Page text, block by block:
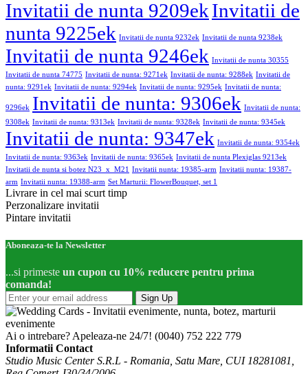
Invitatii de nunta 9209ekInvitatii de
nunta 9225ek Invitatii de nunta 9232ek Invitatii de nunta 9238ek
Invitatii de nunta 9246ek Invitatii de nunta 30355
Invitatii de nunta 74775 Invitatii de nunta: 9271ek Invitatii de nunta: 9288ek Invitatii de
nunta: 9291ek Invitatii de nunta: 9294ek Invitatii de nunta: 9295ek Invitatii de nunta:
9296ek Invitatii de nunta: 9306ek Invitatii de nunta:
9308ek Invitatii de nunta: 9313ek Invitatii de nunta: 9328ek Invitatii de nunta: 9345ek
Invitatii de nunta: 9347ek Invitatii de nunta: 9354ek
Invitatii de nunta: 9363ek Invitatii de nunta: 9365ek Invitatii de nunta Plexiglas 9213ek
Invitatii de nunta si botez N23_x_M21 Invitatii nunta: 19385-arm Invitatii nunta: 19387-
arm Invitatii nunta: 19388-arm Set Marturii: FlowerBouquet, set 1
Livrare in cel mai scurt timp
Perzonalizare invitatii
Pintare invitatii
Aboneaza-te la Newsletter
...si primeste un cupon cu 10% reducere pentru prima
comanda!
Sign Up
Ai o intrebare? Apeleaza-ne 24/7! (0040) 752 222 779
Informatii Contact
Studio Music Center S.R.L - Romania, Satu Mare, CUI 18281081,